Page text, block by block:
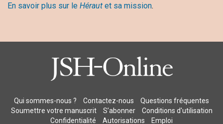
En savoir plus sur le Héraut et sa mission.
Qui sommes-nous ? Contactez-nous
Questions fréquentes
Soumettre votre manuscrit
S’abonner
Conditions d'utilisation
Confidentialité
Autorisations Emploi